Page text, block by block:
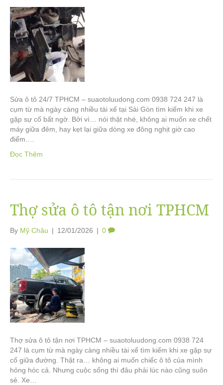
Sửa ô tô 24/7 TPHCM – suaotoluudong.com 0938 724 247 là
cụm từ mà ngày càng nhiều tài xế tại Sài Gòn tìm kiếm khi xe
gặp sự cố bất ngờ. Bởi vì… nói thật nhé, không ai muốn xe chết
máy giữa đêm, hay kẹt lại giữa dòng xe đông nghịt giờ cao
điểm.…
Đọc Thêm
Thợ sửa ô tô tận nơi TPHCM
By Mỹ Châu | 12/01/2026 | 0
Thợ sửa ô tô tận nơi TPHCM – suaotoluudong.com 0938 724
247 là cụm từ mà ngày càng nhiều tài xế tìm kiếm khi xe gặp sự
cố giữa đường. Thật ra… không ai muốn chiếc ô tô của mình
hỏng hóc cả. Nhưng cuộc sống thì đâu phải lúc nào cũng suôn
sẻ. Xe…